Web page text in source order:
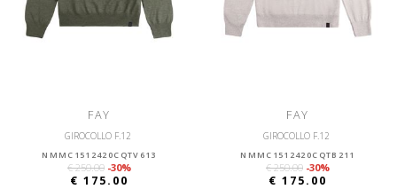
FAY
GIROCOLLO F.12
NMMC1512420CQTV613
€ 250.00 -30%
€ 175.00
FAY
GIROCOLLO F.12
NMMC1512420CQTB211
€ 250.00 -30%
€ 175.00